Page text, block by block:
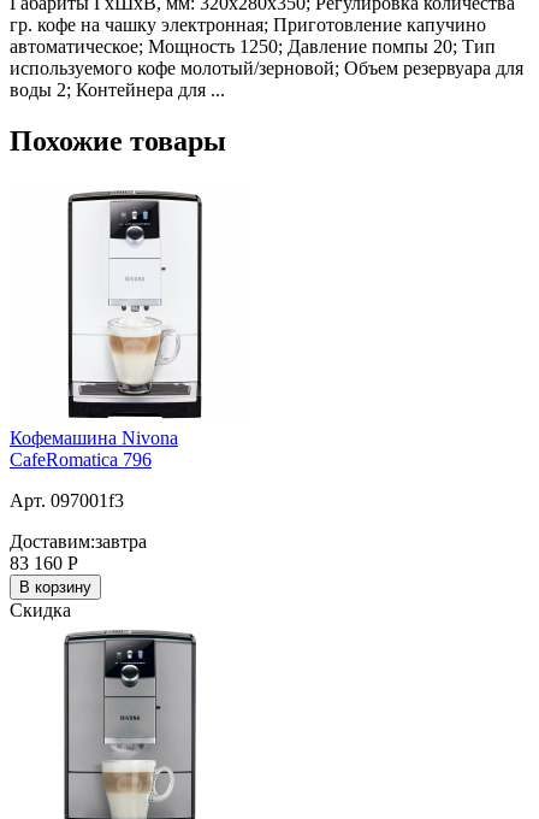
гр. кофе на чашку электронная; Приготовление капучино
автоматическое; Мощность 1250; Давление помпы 20; Тип
используемого кофе молотый/зерновой; Объем резервуара для
воды 2; Контейнера для ...
Похожие товары
Кофемашина Nivona
CafeRomatica 796
Арт. 097001f3
Доставим:завтра
83 160 Р
В корзину
Скидка